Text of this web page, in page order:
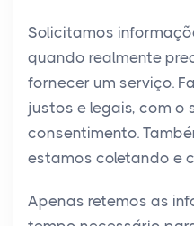
Solicitamos
quando realmente
fornecer um serviço.
justos e legais, com o
consentimento.
estamos coletando e
Apenas retemos as